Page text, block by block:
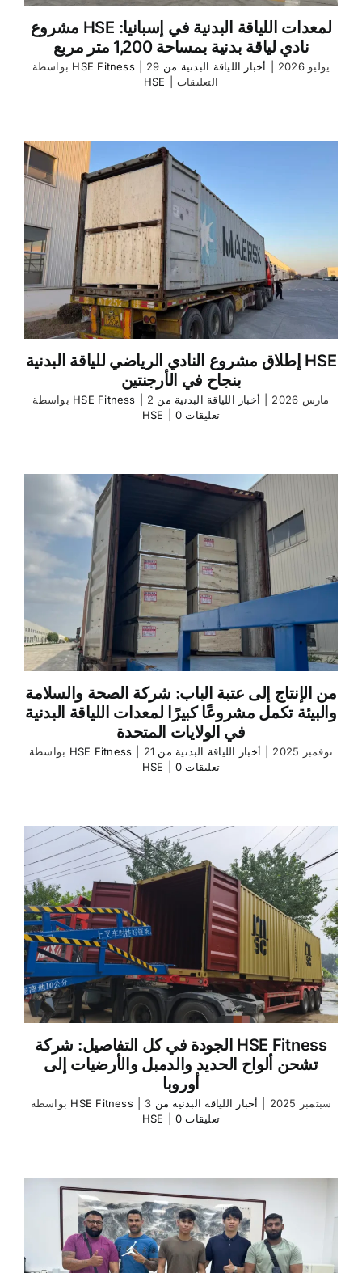
مشروع HSE لمعدات اللياقة البدنية في إسبانيا:
نادي لياقة بدنية بمساحة 1,200 متر مربع
HSE Fitness 29 يوليو 2026
أخبار اللياقة البدنية من
HSE
التعليقات
Project
Fitness
Club
مغلقة
إطلاق مشروع النادي الرياضي للياقة البدنية HSE
بنجاح في الأرجنتين
HSE Fitness 2 مارس 2026
أخبار اللياقة البدنية من
HSE
0 تعليقات
من الإنتاج إلى عتبة الباب: شركة الصحة والسلامة
والبيئة تكمل مشروعًا كبيرًا لمعدات اللياقة البدنية
في الولايات المتحدة
HSE Fitness 21 نوفمبر 2025
أخبار اللياقة البدنية من
HSE
0 تعليقات
الجودة في كل التفاصيل: شركة HSE Fitness
تشحن ألواح الحديد والدمبل والأرضيات إلى
أوروبا
HSE Fitness 3 سبتمبر 2025
أخبار اللياقة البدنية من
HSE
0 تعليقات